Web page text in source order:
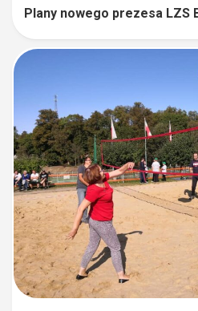
Plany nowego prezesa LZS